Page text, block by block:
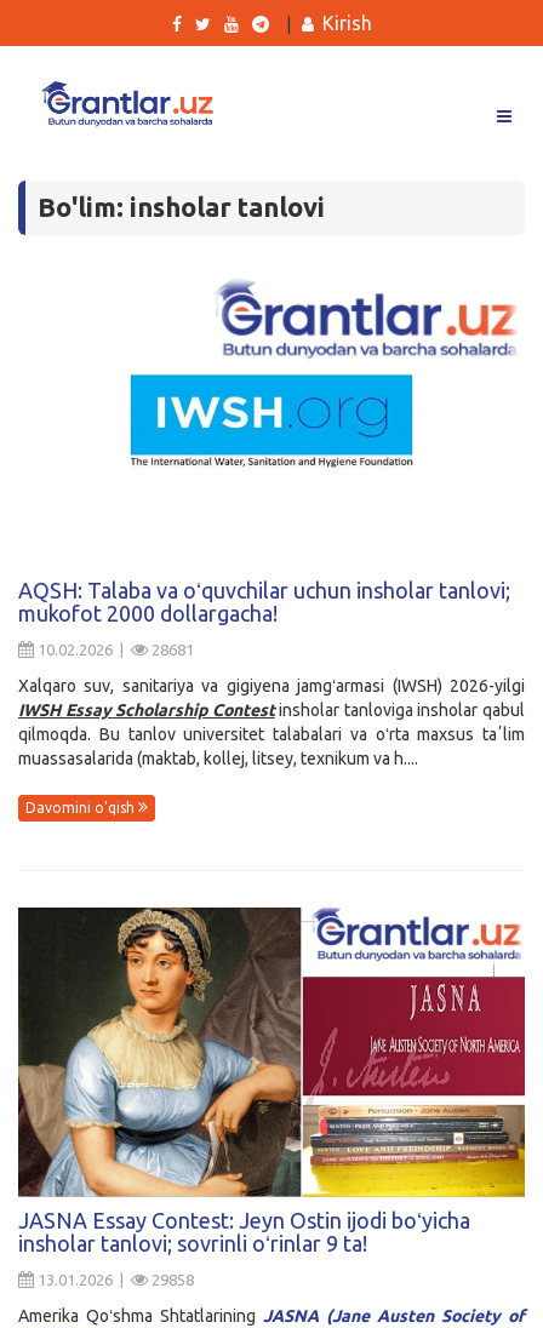
Tanlovlar
Kirish
Bo'lim: insholar tanlovi
AQSH: Talaba va oʻquvchilar uchun insholar tanlovi;
mukofot 2000 dollargacha!
10.02.2026 | 28681
Xalqaro suv, sanitariya va gigiyena jamgʻarmasi (IWSH) 2026-yilgi
IWSH Essay Scholarship Contestinsholar tanloviga insholar qabul
qilmoqda. Bu tanlov universitet talabalari va oʻrta maxsus taʼlim
muassasalarida (maktab, kollej, litsey, texnikum va h....
Davomini o'qish
JASNA Essay Contest: Jeyn Ostin ijodi boʻyicha
insholar tanlovi; sovrinli oʻrinlar 9 ta!
13.01.2026 | 29858
Amerika Qoʻshma Shtatlarining JASNA (Jane Austen Society of